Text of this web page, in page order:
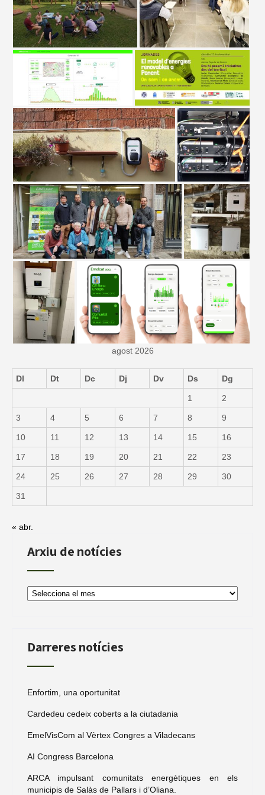
agost 2026
Dl Dt Dc Dj Dv Ds Dg
1 2
3 4 5 6 7 8 9
10 11 12 13 14 15 16
17 18 19 20 21 22 23
24 25 26 27 28 29 30
31
« abr.
Arxiu de notícies
Arxiu
de
Darreres notícies
Enfortim, una oportunitat
Cardedeu cedeix coberts a la ciutadania
EmelVisCom al Vèrtex Congres a Viladecans
AI Congress Barcelona
ARCA impulsant comunitats energètiques en els
municipis de Salàs de Pallars i d’Oliana.